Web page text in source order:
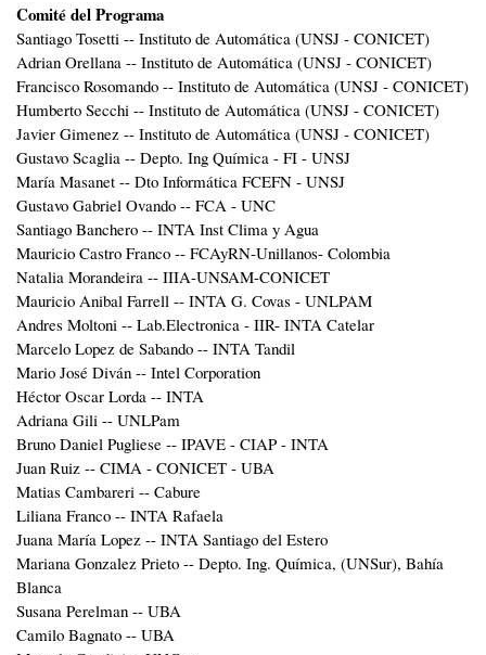
Comité del Programa
Santiago Tosetti -- Instituto de Automática (UNSJ - CONICET)
Adrian Orellana -- Instituto de Automática (UNSJ - CONICET)
Francisco Rosomando -- Instituto de Automática (UNSJ - CONICET)
Humberto Secchi -- Instituto de Automática (UNSJ - CONICET)
Javier Gimenez -- Instituto de Automática (UNSJ - CONICET)
Gustavo Scaglia -- Depto. Ing Química - FI - UNSJ
María Masanet -- Dto Informática FCEFN - UNSJ
Gustavo Gabriel Ovando -- FCA - UNC
Santiago Banchero -- INTA Inst Clima y Agua
Mauricio Castro Franco -- FCAyRN-Unillanos- Colombia
Natalia Morandeira -- IIIA-UNSAM-CONICET
Mauricio Anibal Farrell -- INTA G. Covas - UNLPAM
Andres Moltoni -- Lab.Electronica - IIR- INTA Catelar
Marcelo Lopez de Sabando -- INTA Tandil
Mario José Diván -- Intel Corporation
Héctor Oscar Lorda -- INTA
Adriana Gili -- UNLPam
Bruno Daniel Pugliese -- IPAVE - CIAP - INTA
Juan Ruiz -- CIMA - CONICET - UBA
Matias Cambareri -- Cabure
Liliana Franco -- INTA Rafaela
Juana María Lopez -- INTA Santiago del Estero
Mariana Gonzalez Prieto -- Depto. Ing. Química, (UNSur), Bahía
Blanca
Susana Perelman -- UBA
Camilo Bagnato -- UBA